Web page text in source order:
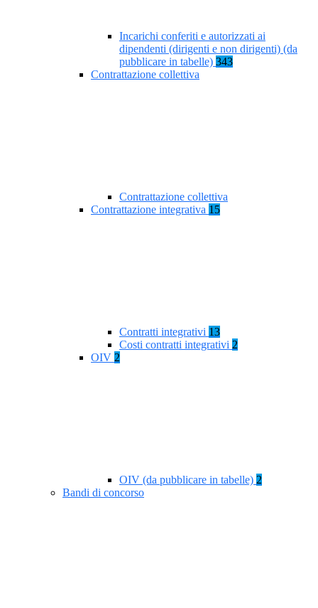
Incarichi conferiti e autorizzati ai
dipendenti (dirigenti e non dirigenti) (da
pubblicare in tabelle) 343
Contrattazione collettiva
Contrattazione collettiva
Contrattazione integrativa 15
Contratti integrativi 13
Costi contratti integrativi 2
OIV 2
OIV (da pubblicare in tabelle) 2
Bandi di concorso